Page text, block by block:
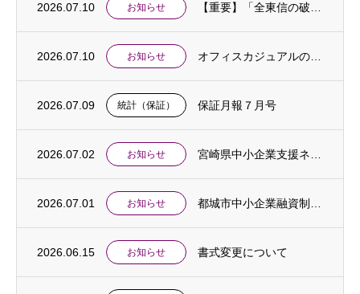
2026.07.10 お知らせ
2026.07.10 お知らせ
2026.07.09 統計（保証） 保証月報７月号
2026.07.02 お知らせ
2026.07.01 お知らせ
2026.06.15 お知らせ 書式変更について